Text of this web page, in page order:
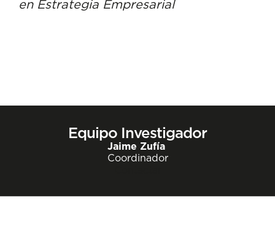
en Estrategia Empresarial
Equipo Investigador
Jaime Zufía
Coordinador